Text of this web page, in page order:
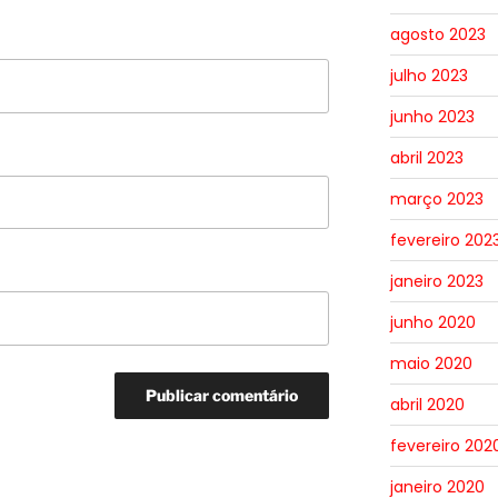
agosto 2023
julho 2023
junho 2023
abril 2023
março 2023
fevereiro
janeiro 2023
junho 2020
maio 2020
abril 2020
fevereiro
janeiro 2020